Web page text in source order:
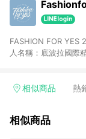
FASHION FOR
人名稱：底波拉國際
相似商品 熱
相似商品